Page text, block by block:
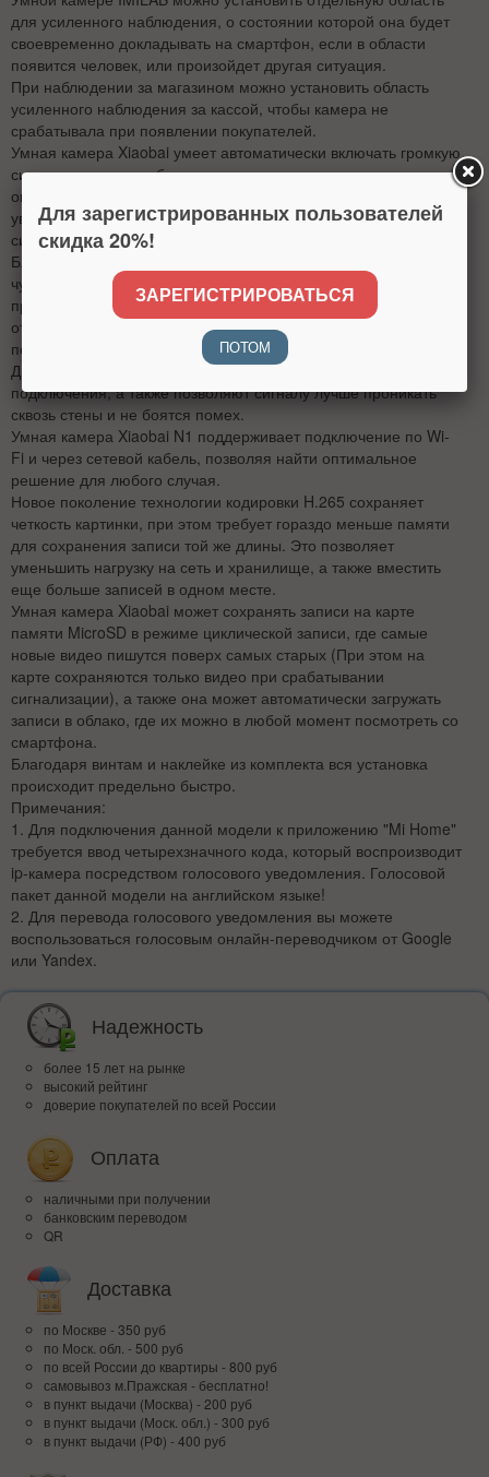
для усиленного наблюдения, о состоянии которой она будет
своевременно докладывать на смартфон, если в области
появится человек, или произойдет другая ситуация.
При наблюдении за магазином можно установить область
усиленного наблюдения за кассой, чтобы камера не
срабатывала при появлении покупателей.
Умная камера Xiaobai умеет автоматически включать громкую
сигнализацию при обнаружении движения человека, при этом
она записывает короткое 10-секундное видео и отправляет
уведомление на смартфон, чтобы предупредить о возникшей
ситуации.
Благодаря встроенному в камеру мощному динамику и
чувствительному микрофону ее можно использовать для
приема и передачи голосовых сообщений, чтобы даже вдали
от дома передать важное сообщение или просто отпугнуть
посторонних.
Две мощные антенны повышают устойчивость беспроводного
подключения, а также позволяют сигналу лучше проникать
сквозь стены и не боятся помех.
Умная камера Xiaobai N1 поддерживает подключение по Wi-
Fi и через сетевой кабель, позволяя найти оптимальное
решение для любого случая.
Новое поколение технологии кодировки H.265 сохраняет
четкость картинки, при этом требует гораздо меньше памяти
для сохранения записи той же длины. Это позволяет
уменьшить нагрузку на сеть и хранилище, а также вместить
еще больше записей в одном месте.
Умная камера Xiaobai может сохранять записи на карте
памяти MicroSD в режиме циклической записи, где самые
новые видео пишутся поверх самых старых (При этом на
карте сохраняются только видео при срабатывании
сигнализации), а также она может автоматически загружать
записи в облако, где их можно в любой момент посмотреть со
смартфона.
Благодаря винтам и наклейке из комплекта вся установка
происходит предельно быстро.
Примечания:
1. Для подключения данной модели к приложению "Mi Home"
требуется ввод четырехзначного кода, который воспроизводит
ip-камера посредством голосового уведомления. Голосовой
пакет данной модели на английском языке!
2. Для перевода голосового уведомления вы можете
воспользоваться голосовым онлайн-переводчиком от Google
или Yandex.
Надежность
более 15 лет на рынке
высокий рейтинг
доверие покупателей по всей России
Оплата
наличными при получении
банковским переводом
QR
Доставка
по Москве - 350 руб
по Моск. обл. - 500 руб
по всей Росcии до квартиры - 800 руб
самовывоз м.Пражская - бесплатно!
в пункт выдачи (Москва) - 200 руб
в пункт выдачи (Моск. обл.) - 300 руб
в пункт выдачи (РФ) - 400 руб
Для зарегистрированных пользователей
скидка 20%!
ЗАРЕГИСТРИРОВАТЬСЯ
ПОТОМ